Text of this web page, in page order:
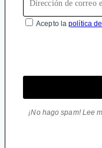
Acepto lapolítica
¡No hago spam! Lee